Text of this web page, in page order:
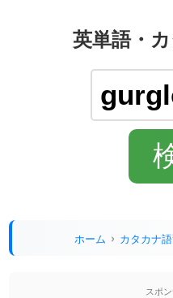
英単語・
ホーム カタカナ
スポ